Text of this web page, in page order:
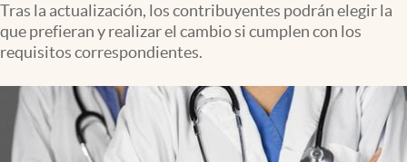
Apertura
Clase
Clima
Tras la actualización, los contribuyentes podrán elegir la
que prefieran y realizar el cambio si cumplen con los
requisitos correspondientes.